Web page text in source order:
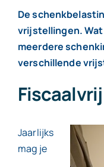
De
vrijstellingen.
meerdere
verschillende
Jaarlijks
mag je